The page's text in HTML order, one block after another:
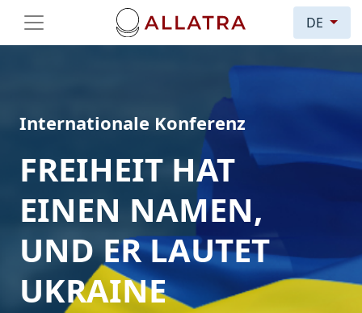
DE
Internationale Konferenz
FREIHEIT HAT
EINEN NAMEN,
UND ER LAUTET
UKRAINE